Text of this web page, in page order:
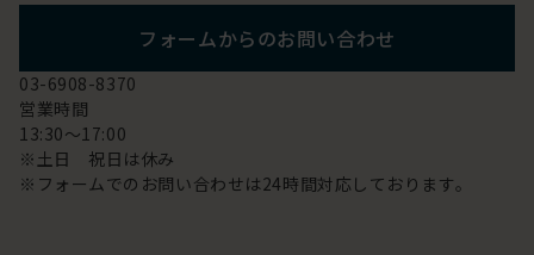
フォームからのお問い合わせ
03-6908-8370
営業時間
13:30～17:00
※土日 祝日は休み
※フォームでのお問い合わせは24時間対応しております。